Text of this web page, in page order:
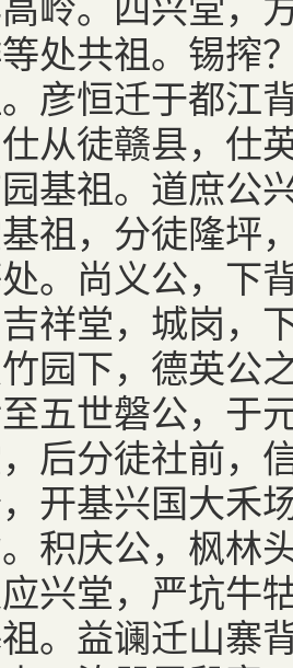
处共祖。锡搾
彦恒迁于都江
从徒赣县，仕
基祖。道庶公
祖，分徒隆坪
。尚义公，下
祥堂，城岗，
园下，德英公
五世磐公，于
后分徒社前，
开基兴国大禾
积庆公，枫林
兴堂，严坑牛
。益谰迁山寨